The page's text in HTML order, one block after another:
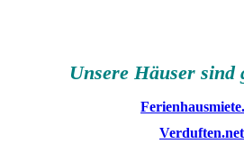
Unsere Häuser sind
Verduften.net